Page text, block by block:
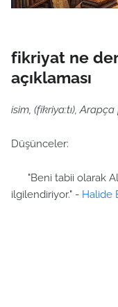
fikriyat ne
açıklaması
isim, (fikriya:tı),
Düşünceler:
"Beni tabii olarak
ilgilendiriyor." - Halide